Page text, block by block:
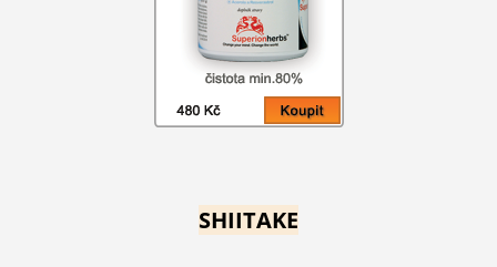
SHIITAKE